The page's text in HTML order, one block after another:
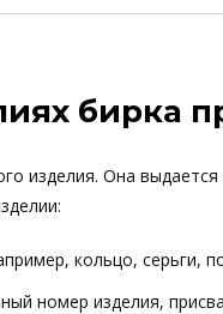
бирка
изделия. Она
кольцо, серьги,
номер изделия,